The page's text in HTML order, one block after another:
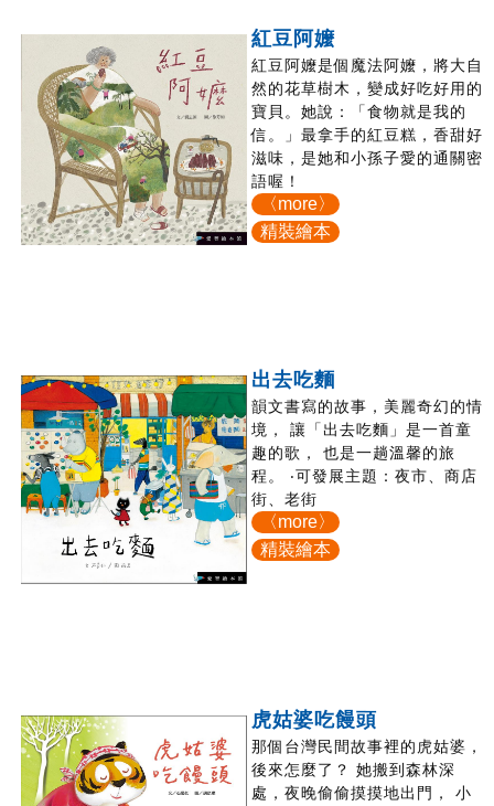
紅豆阿嬤
紅豆阿嬤是個魔法阿嬤，將大自
然的花草樹木，變成好吃好用的
寶貝。她說：「食物就是我的
信。」最拿手的紅豆糕，香甜好
滋味，是她和小孫子愛的通關密
語喔！
〈more〉
精裝繪本
出去吃麵
韻文書寫的故事，美麗奇幻的情
境， 讓「出去吃麵」是一首童
趣的歌， 也是一趟溫馨的旅
程。 ‧可發展主題：夜市、商店
街、老街
〈more〉
精裝繪本
虎姑婆吃饅頭
那個台灣民間故事裡的虎姑婆，
後來怎麼了？ 她搬到森林深
處，夜晚偷偷摸摸地出門， 小